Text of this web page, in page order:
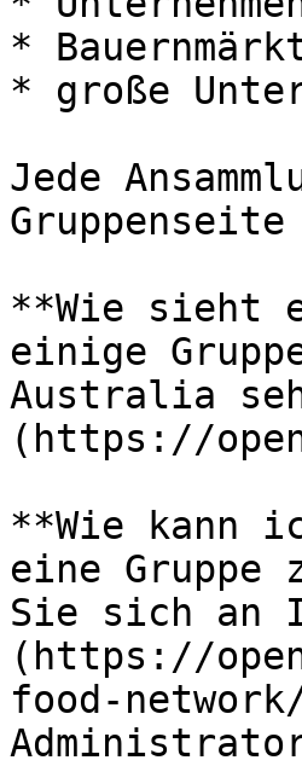
*
* große
Jede
**Wie sieht
einige
Australia
(https://
**Wie kann
eine Gruppe
Sie sich an
(https://
food-